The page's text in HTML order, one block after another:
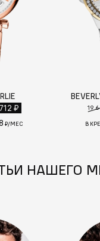
₽
₽/МЕС
19
В
НАШЕГО